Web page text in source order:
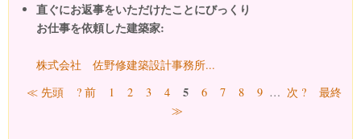
直ぐにお返事をいただけたことにびっくり
お仕事を依頼した建築家:
株式会社 佐野修建築設計事務所...
ページ
≪ 先頭 ? 前 1 2 3 4 5 6 7 8 9 … 次 ?
最終
≫